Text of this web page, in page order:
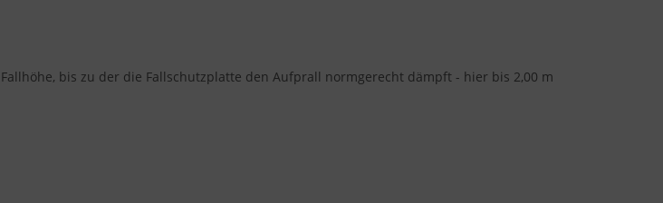
bis zu der die Fallschutzplatte den Aufprall normgerecht dämpft - hier bis 2,00 m